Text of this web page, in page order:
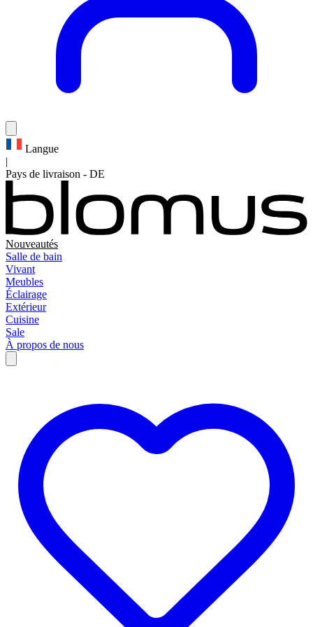
Langue
|
Pays de livraison - DE
Nouveautés
Salle de bain
Vivant
Meubles
Éclairage
Extérieur
Cuisine
Sale
À propos de nous